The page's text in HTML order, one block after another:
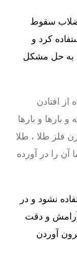
سقوط
کرد و
به حل مشکل
افتادن
بارها و بارها
فلز طلا ، طلا
را در آورده
نشود و در
آرامش و دقت
آوردن